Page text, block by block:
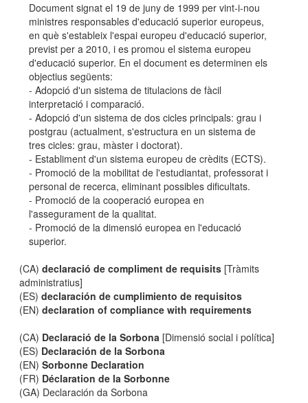
Document signat el 19 de juny de 1999 per vint-i-nou
ministres responsables d'educació superior europeus,
en què s'estableix l'espai europeu d'educació superior,
previst per a 2010, i es promou el sistema europeu
d'educació superior. En el document es determinen els
objectius següents:
- Adopció d'un sistema de titulacions de fàcil
interpretació i comparació.
- Adopció d'un sistema de dos cicles principals: grau i
postgrau (actualment, s'estructura en un sistema de
tres cicles: grau, màster i doctorat).
- Establiment d'un sistema europeu de crèdits (ECTS).
- Promoció de la mobilitat de l'estudiantat, professorat i
personal de recerca, eliminant possibles dificultats.
- Promoció de la cooperació europea en
l'assegurament de la qualitat.
- Promoció de la dimensió europea en l'educació
superior.
(CA)declaració de compliment de requisits [Tràmits
administratius]
(ES)declaración de cumplimiento de requisitos
(EN)declaration of compliance with requirements
(CA) Declaració de la Sorbona [Dimensió social i política]
(ES) Declaración de la Sorbona
(EN)Sorbonne Declaration
(FR) Déclaration de la Sorbonne
(GA) Declaración da Sorbona